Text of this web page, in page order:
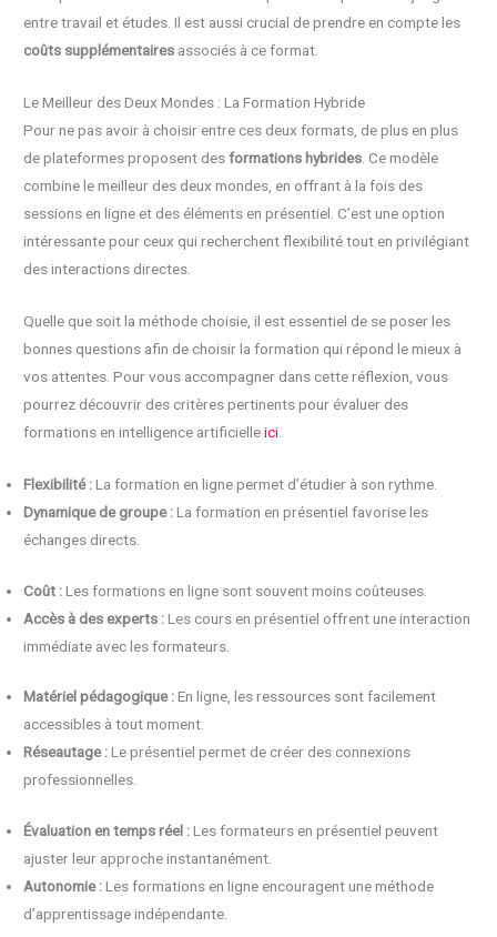
entre travail et études. Il est aussi crucial de prendre en compte les
coûts supplémentaires associés à ce format.
Le Meilleur des Deux Mondes : La Formation Hybride
Pour ne pas avoir à choisir entre ces deux formats, de plus en plus
de plateformes proposent desformations hybrides. Ce modèle
combine le meilleur des deux mondes, en offrant à la fois des
sessions en ligne et des éléments en présentiel. C’est une option
intéressante pour ceux qui recherchent flexibilité tout en privilégiant
des interactions directes.
Quelle que soit la méthode choisie, il est essentiel de se poser les
bonnes questions afin de choisir la formation qui répond le mieux à
vos attentes. Pour vous accompagner dans cette réflexion, vous
pourrez découvrir des critères pertinents pour évaluer des
formations en intelligence artificielleici.
Flexibilité :La formation en ligne permet d’étudier à son rythme.
Dynamique de groupe :La formation en présentiel favorise les
échanges directs.
Coût :Les formations en ligne sont souvent moins coûteuses.
Accès à des experts :Les cours en présentiel offrent une interaction
immédiate avec les formateurs.
Matériel pédagogique :En ligne, les ressources sont facilement
accessibles à tout moment.
Réseautage :Le présentiel permet de créer des connexions
professionnelles.
Évaluation en temps réel :Les formateurs en présentiel peuvent
ajuster leur approche instantanément.
Autonomie :Les formations en ligne encouragent une méthode
d’apprentissage indépendante.